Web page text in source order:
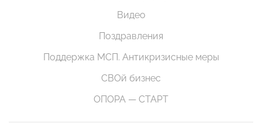
Видео
Поздравления
Поддержка МСП. Антикризисные меры
СВОй бизнес
ОПОРА — СТАРТ